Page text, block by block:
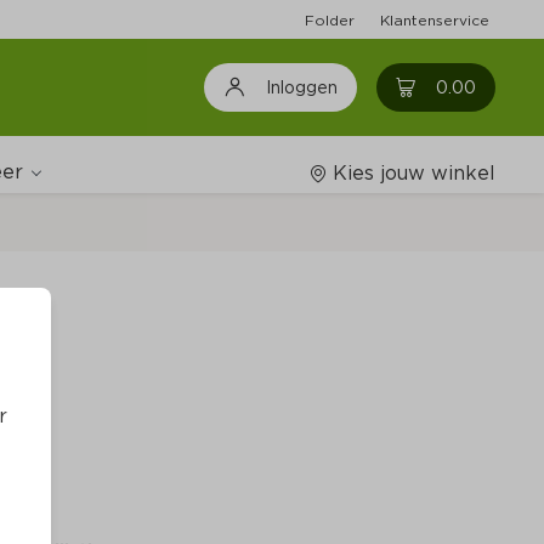
Folder Klantenservice
Inloggen 0.00 0
Kies jouw winkel